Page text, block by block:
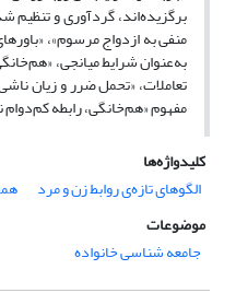
برگزیده‌اند، گردآوری و تنظیم
منفی به ازدواج مرسوم»،
به‌عنوان شرایط میانجی،
تعاملات، «تحمل ضرر و زیان
مفهوم «هم‌‌خانگی، رابطه‌
کلیدواژه‌ها
الگوهای تازه‌ی روابط زن و مرد
موضوعات
جامعه شناسی خانواده